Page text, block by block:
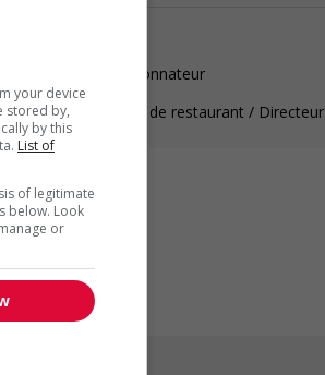
Coordonnateur
Gérant de restaurant / Directeur
your device
stored by,
by this
List of
of legitimate
below. Look
or